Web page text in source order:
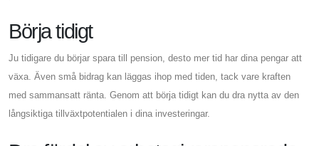
Börja tidigt
Ju tidigare du börjar spara till pension, desto mer tid har dina pengar att
växa. Även små bidrag kan läggas ihop med tiden, tack vare kraften
med sammansatt ränta. Genom att börja tidigt kan du dra nytta av den
långsiktiga tillväxtpotentialen i dina investeringar.